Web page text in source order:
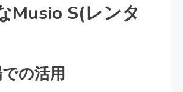
Musio S(レンタ
の活用